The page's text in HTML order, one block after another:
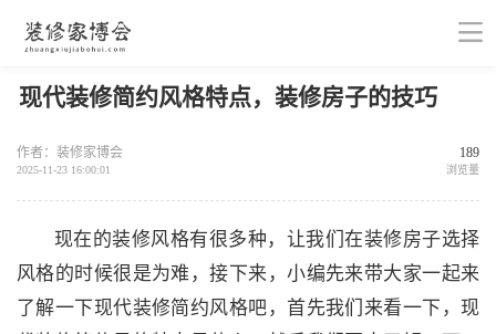
现代装修简约风格特点，装修房子的技巧
作者：装修家博会
2025-11-23 16:00:01
189
浏览量
现在的装修风格有很多种，让我们在装修房子选择
风格的时候很是为难，接下来，小编先来带大家一起来
了解一下现代装修简约风格吧，首先我们来看一下，现